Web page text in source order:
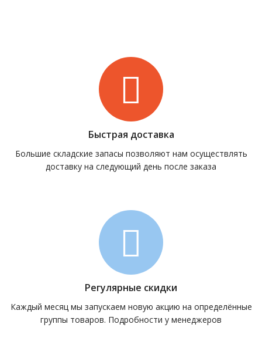
Быстрая доставка
Большие складские запасы позволяют нам осуществлять
доставку на следующий день после заказа
Регулярные скидки
Каждый месяц мы запускаем новую акцию на определённые
группы товаров. Подробности у менеджеров